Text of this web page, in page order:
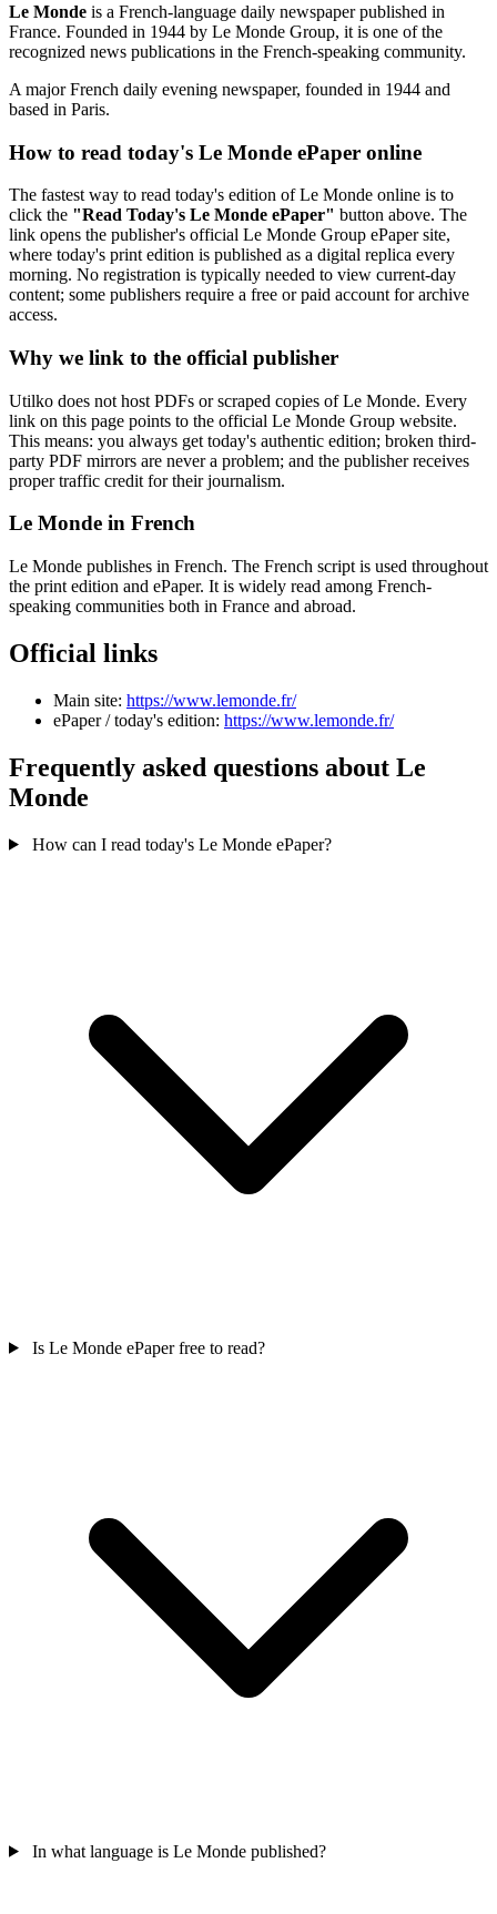
Le Monde is a French-language daily newspaper published in
France. Founded in 1944 by Le Monde Group, it is one of the
recognized news publications in the French-speaking community.
A major French daily evening newspaper, founded in 1944 and
based in Paris.
How to read today's Le Monde ePaper online
The fastest way to read today's edition of Le Monde online is to
click the "Read Today's Le Monde ePaper" button above. The
link opens the publisher's official Le Monde Group ePaper site,
where today's print edition is published as a digital replica every
morning. No registration is typically needed to view current-day
content; some publishers require a free or paid account for archive
access.
Why we link to the official publisher
Utilko does not host PDFs or scraped copies of Le Monde. Every
link on this page points to the official Le Monde Group website.
This means: you always get today's authentic edition; broken third-
party PDF mirrors are never a problem; and the publisher receives
proper traffic credit for their journalism.
Le Monde in French
Le Monde publishes in French. The French script is used throughout
the print edition and ePaper. It is widely read among French-
speaking communities both in France and abroad.
Official links
Main site: https://www.lemonde.fr/
ePaper / today's edition: https://www.lemonde.fr/
Frequently asked questions about Le
Monde
How can I read today's Le Monde ePaper?
Is Le Monde ePaper free to read?
In what language is Le Monde published?